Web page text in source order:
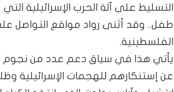
طفل.. وقد أثنى رواد مواقع التواصل
الفلسطينية.
يأتي هذا في سياق دعم عدد من نجوم
عن إستنكارهم للهجمات الإسرائيلية